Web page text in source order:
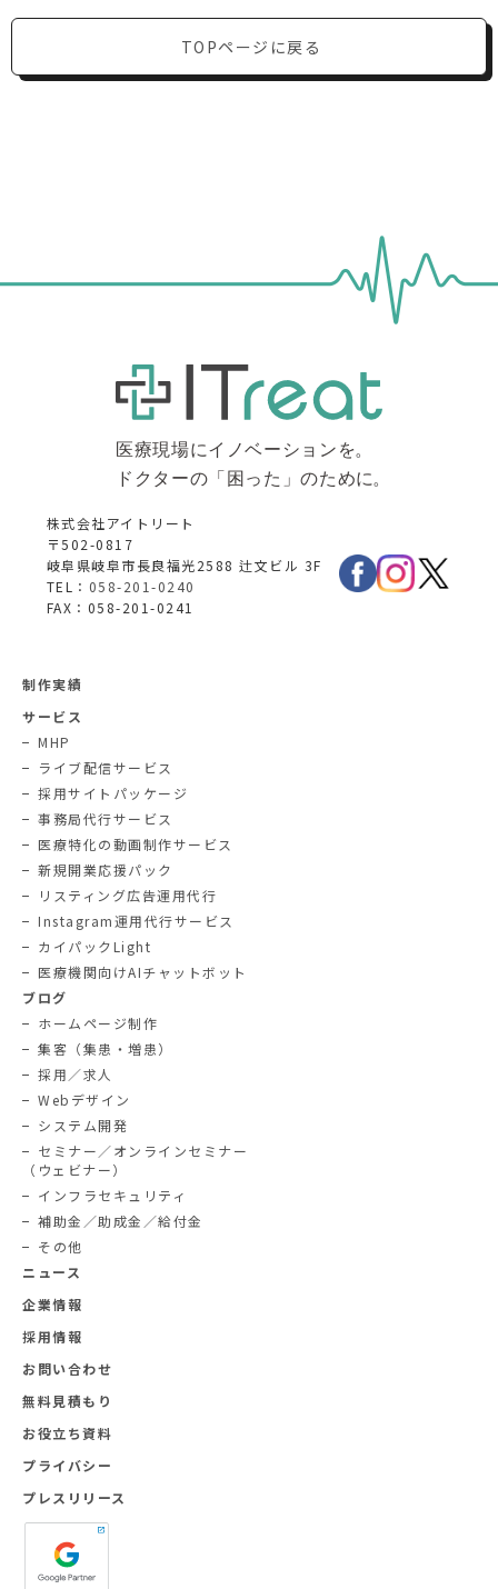
TOPページに戻る
株式会社アイトリート
〒502-0817
岐阜県岐阜市長良福光2588 辻文ビル 3F
TEL： 058-201-0240
FAX：058-201-0241
制作実績
サービス
MHP
ライブ配信サービス
採用サイトパッケージ
事務局代行サービス
医療特化の動画制作サービス
新規開業応援パック
リスティング広告運用代行
Instagram運用代行サービス
カイパックLight
医療機関向けAIチャットボット
ブログ
ホームページ制作
集客（集患・増患）
採用／求人
Webデザイン
システム開発
セミナー／オンラインセミナー
（ウェビナー）
インフラセキュリティ
補助金／助成金／給付金
その他
ニュース
企業情報
採用情報
お問い合わせ
無料見積もり
お役立ち資料
プライバシー
プレスリリース